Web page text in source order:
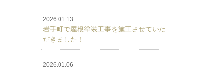
2026.01.13
岩手町で屋根塗装工事を施工させていた
だきました！
2026.01.06